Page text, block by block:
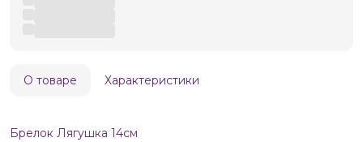
О товаре Характеристики
Брелок Лягушка 14см